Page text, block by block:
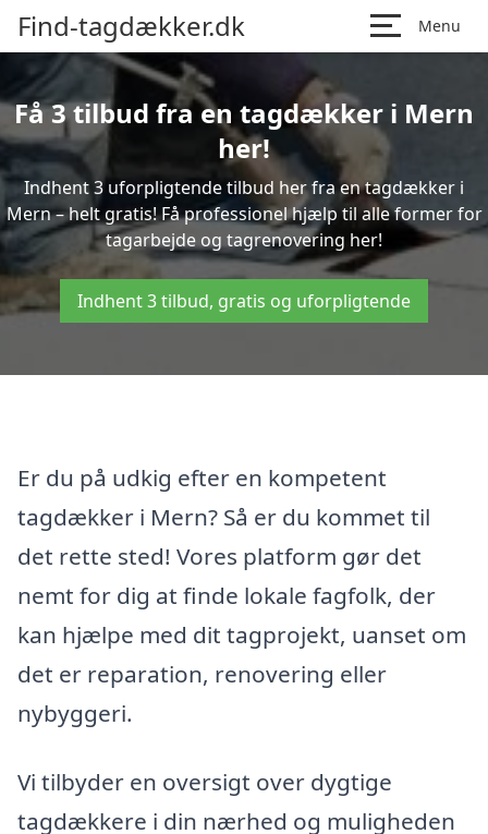
Find-tagdækker.dk Menu
Få 3 tilbud fra en tagdækker i Mern
her!
Indhent 3 uforpligtende tilbud her fra en tagdækker i
Mern – helt gratis! Få professionel hjælp til alle former for
tagarbejde og tagrenovering her!
Indhent 3 tilbud, gratis og uforpligtende
Er du på udkig efter en kompetent
tagdækker i Mern? Så er du kommet til
det rette sted! Vores platform gør det
nemt for dig at finde lokale fagfolk, der
kan hjælpe med dit tagprojekt, uanset om
det er reparation, renovering eller
nybyggeri.
Vi tilbyder en oversigt over dygtige
tagdækkere i din nærhed og muligheden